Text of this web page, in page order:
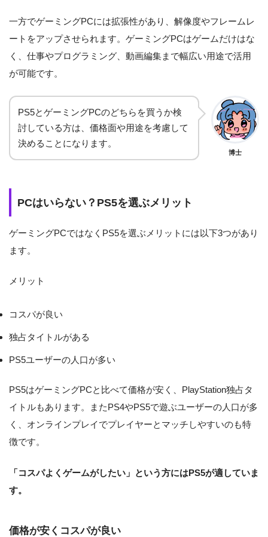
一方でゲーミングPCには拡張性があり、解像度やフレームレ
ートをアップさせられます。ゲーミングPCはゲームだけはな
く、仕事やプログラミング、動画編集まで幅広い用途で活用
が可能です。
PS5とゲーミングPCのどちらを買うか検
討している方は、価格面や用途を考慮して
決めることになります。
博士
PCはいらない？PS5を選ぶメリット
ゲーミングPCではなくPS5を選ぶメリットには以下3つがあり
ます。
メリット
コスパが良い
独占タイトルがある
PS5ユーザーの人口が多い
PS5はゲーミングPCと比べて価格が安く、PlayStation独占タ
イトルもあります。またPS4やPS5で遊ぶユーザーの人口が多
く、オンラインプレイでプレイヤーとマッチしやすいのも特
徴です。
「コスパよくゲームがしたい」という方にはPS5が適していま
す。
価格が安くコスパが良い